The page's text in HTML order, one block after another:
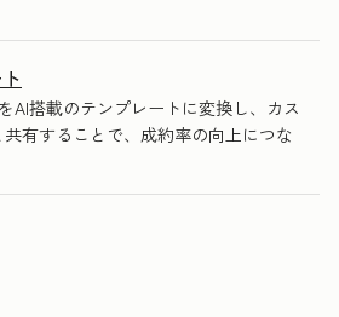
AI搭載のテンプレートに変換し、カス
有することで、成約率の向上につな